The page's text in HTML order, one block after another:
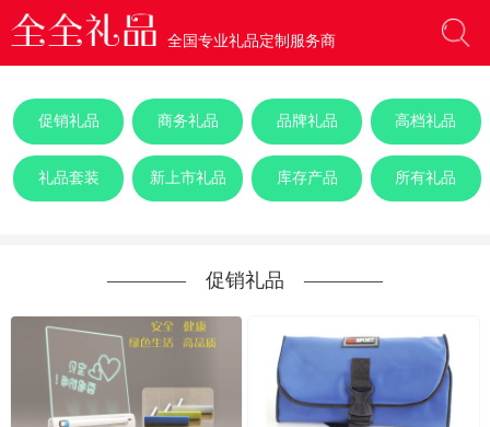
全国专业礼品定制服务商
促销礼品 商务礼品 品牌礼品 高档礼品
礼品套装 新上市礼品 库存产品 所有礼品
―――― 促销礼品 ――――